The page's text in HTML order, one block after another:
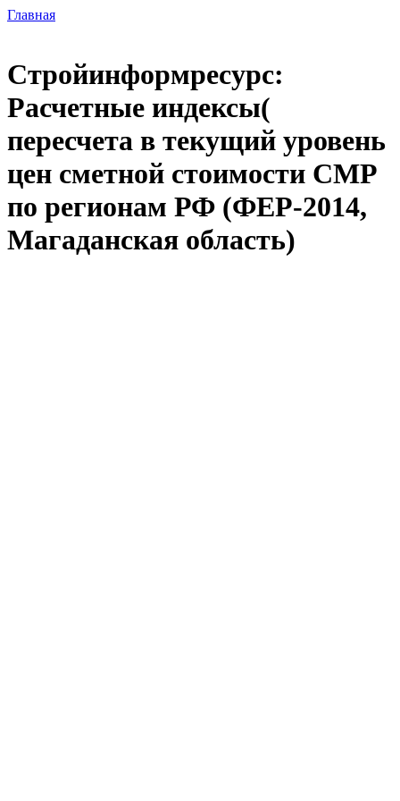
Главная
Стройинформресурс:
Расчетные индексы(
пересчета в текущий уровень
цен сметной стоимости СМР
по регионам РФ (ФЕР-2014,
Магаданская область)